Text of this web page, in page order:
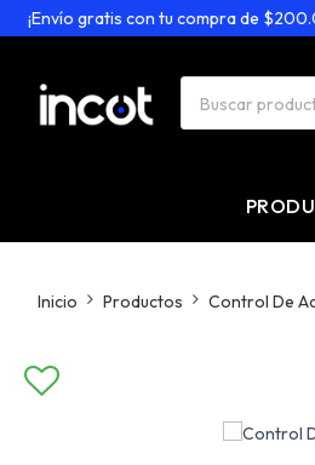
gratis con tu compra de
Inicio Productos Control De